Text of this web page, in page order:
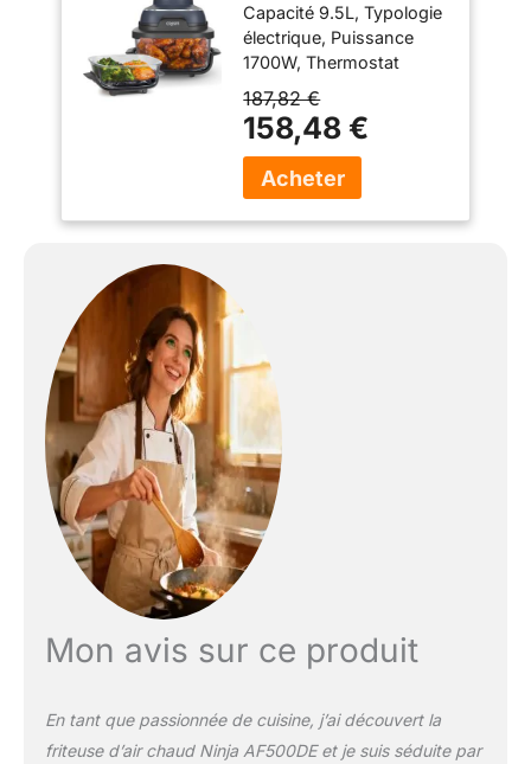
9,5 L - Bleue
Capacité 9.5L, Typologie
électrique, Puissance
1700W, Thermostat
régulation température,
Température maximale
185°C, Fonction friture,
Fonction rôtissoire, Pays
de fabrication Chine,
187,82 €
158,48 €
Mon avis sur ce produit
En tant que passionnée de cuisine, j’ai découvert la
friteuse d’air chaud Ninja AF500DE et je suis séduite par